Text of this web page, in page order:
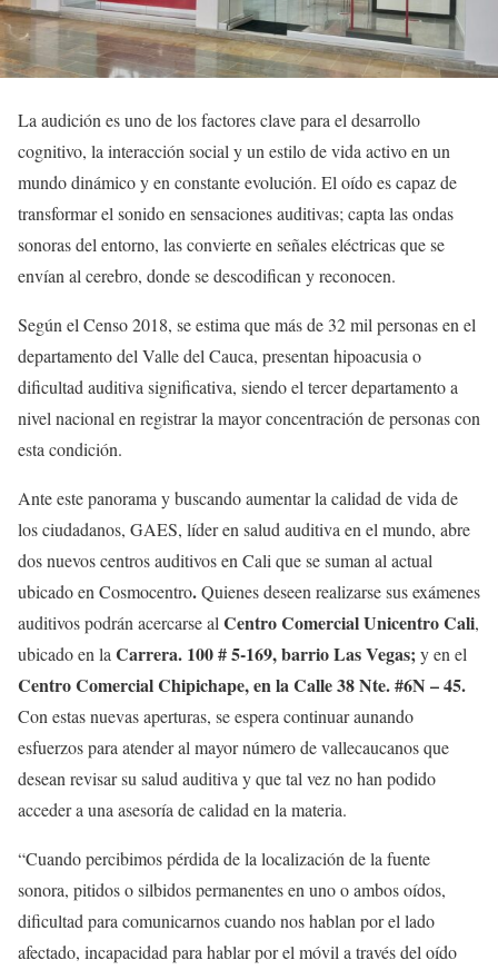
La audición es uno de los factores clave para el desarrollo
cognitivo, la interacción social y un estilo de vida activo en un
mundo dinámico y en constante evolución. El oído es capaz de
transformar el sonido en sensaciones auditivas; capta las ondas
sonoras del entorno, las convierte en señales eléctricas que se
envían al cerebro, donde se descodifican y reconocen.
Según el Censo 2018, se estima que más de 32 mil personas en el
departamento del Valle del Cauca, presentan hipoacusia o
dificultad auditiva significativa, siendo el tercer departamento a
nivel nacional en registrar la mayor concentración de personas con
esta condición.
Ante este panorama y buscando aumentar la calidad de vida de
los ciudadanos, GAES, líder en salud auditiva en el mundo, abre
dos nuevos centros auditivos en Cali que se suman al actual
ubicado en Cosmocentro.Quienes deseen realizarse sus exámenes
auditivos podrán acercarse al Centro Comercial Unicentro Cali,
ubicado en la Carrera. 100 # 5-169, barrio Las Vegas;y en el
Centro Comercial Chipichape, en la Calle 38 Nte. #6N – 45.
Con estas nuevas aperturas, se espera continuar aunando
esfuerzos para atender al mayor número de vallecaucanos que
desean revisar su salud auditiva y que tal vez no han podido
acceder a una asesoría de calidad en la materia.
“Cuando percibimos pérdida de la localización de la fuente
sonora, pitidos o silbidos permanentes en uno o ambos oídos,
dificultad para comunicarnos cuando nos hablan por el lado
afectado, incapacidad para hablar por el móvil a través del oído